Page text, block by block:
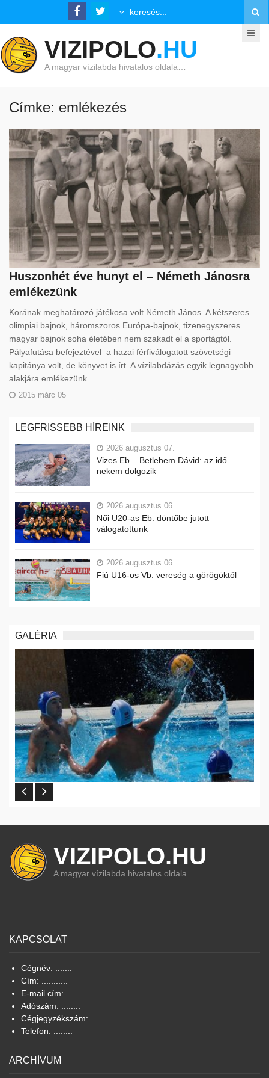
VIZIPOLO.HU
A magyar vízilabda hivatalos oldala…
Címke: emlékezés
Huszonhét éve hunyt el – Németh Jánosra
emlékezünk
Korának meghatározó játékosa volt Németh János. A kétszeres
olimpiai bajnok, háromszoros Európa-bajnok, tizenegyszeres
magyar bajnok soha életében nem szakadt el a sportágtól.
Pályafutása befejeztével a hazai férfiválogatott szövetségi
kapitánya volt, de könyvet is írt. A vízilabdázás egyik legnagyobb
alakjára emlékezünk.
2015 márc 05
LEGFRISSEBB HÍREINK
2026 augusztus 07.
Vizes Eb – Betlehem Dávid: az idő
nekem dolgozik
2026 augusztus 06.
Női U20-as Eb: döntőbe jutott
válogatottunk
2026 augusztus 06.
Fiú U16-os Vb: vereség a görögöktől
GALÉRIA
VIZIPOLO.HU
A magyar vízilabda hivatalos oldala
KAPCSOLAT
Cégnév: .......
Cím: ...........
E-mail cím: .......
Adószám: ........
Cégjegyzékszám: .......
Telefon: ........
ARCHÍVUM